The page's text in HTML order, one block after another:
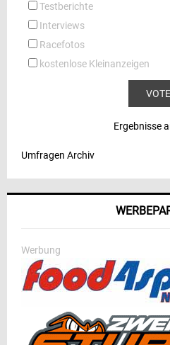
Testberichte
Interviews
Racefotos
kostenlose Kleinanzeigen
Ergebnisse
Umfragen Archiv
Werbung